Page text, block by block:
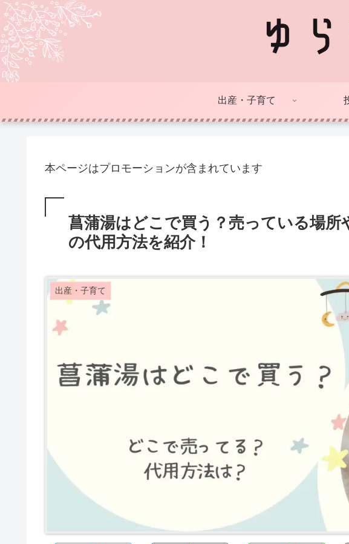
出産・子育て
本ページはプロモーションが含まれています
菖蒲湯はどこで買う？売っている場所
の代用方法を紹介！
出産・子育て